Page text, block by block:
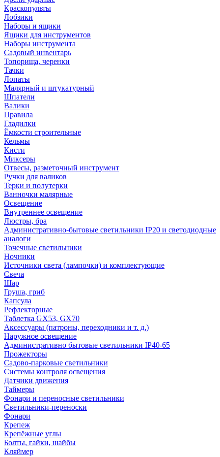
Краскопульты
Лобзики
Наборы и ящики
Ящики для инструментов
Наборы инструмента
Садовый инвентарь
Топорища, черенки
Тачки
Лопаты
Малярный и штукатурный
Шпатели
Валики
Правила
Гладилки
Ёмкости строительные
Кельмы
Кисти
Миксеры
Отвесы, разметочный инструмент
Ручки для валиков
Терки и полутерки
Ванночки малярные
Освещение
Внутреннее освещение
Люстры, бра
Административно-бытовые светильники IP20 и светодиодные
аналоги
Точечные светильники
Ночники
Источники света (лампочки) и комплектующие
Свеча
Шар
Груша, гриб
Капсула
Рефлекторные
Таблетка GX53, GX70
Аксессуары (патроны, переходники и т. д.)
Наружное освещение
Административно бытовые светильники IP40-65
Прожекторы
Садово-парковые светильники
Системы контроля освещения
Датчики движения
Таймеры
Фонари и переносные светильники
Светильники-переноски
Фонари
Крепеж
Крепёжные углы
Болты, гайки, шайбы
Кляймер